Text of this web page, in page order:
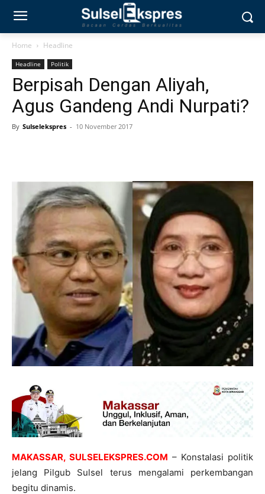
Home Headline
Headline Politik
Berpisah Dengan Aliyah,
Agus Gandeng Andi Nurpati?
By Sulselekspres - 10 November 2017
MAKASSAR, SULSELEKSPRES.COM – Konstalasi politik
jelang Pilgub Sulsel terus mengalami perkembangan
begitu dinamis.